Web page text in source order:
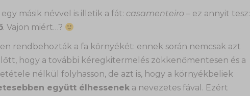
másik névvel is illetik a fát: casamenteiro – ez annyit tesz:
. Vajon miért…?
rendbehozták a fa környékét: ennek során nemcsak azt
hogy a további kéregkitermelés zökkenőmentesen és a
nélkül folyhasson, de azt is, hogy a környékbeliek
együtt élhesseneka nevezetes fával. Ezért